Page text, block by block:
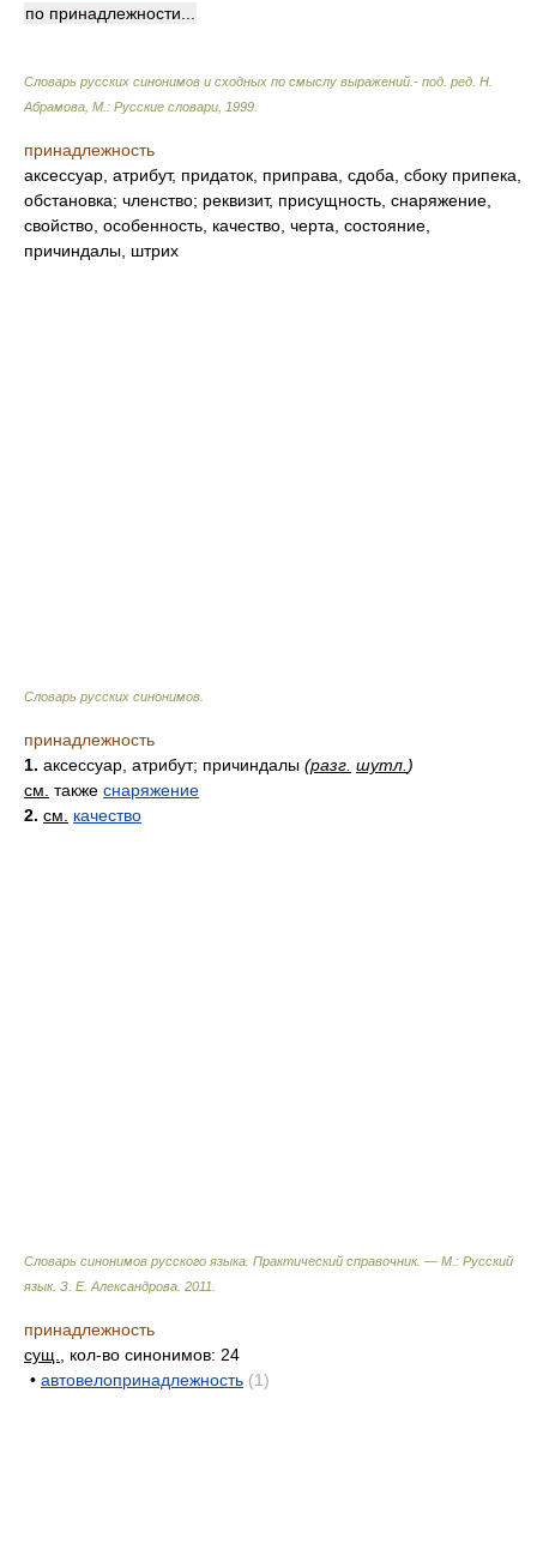
по принадлежности...
Словарь русских синонимов и сходных по смыслу выражений.- под. ред. Н.
Абрамова, М.: Русские словари 1999
принадлежность
аксессуар, атрибут, придаток, приправа, сдоба, сбоку припека,
обстановка; членство; реквизит, присущность, снаряжение,
свойство, особенность, качество, черта, состояние,
причиндалы, штрих
Словарь русских синонимов
принадлежность
1. аксессуар, атрибут; причиндалы (разг. шутл. )
см. также снаряжение
2. см. качество
Словарь синонимов русского языка. Практический справочник. — М.: Русский
язык. З. Е. Александрова 2011
принадлежность
сущ.
, кол-во синонимов: 24
• автовелопринадлежность (1)